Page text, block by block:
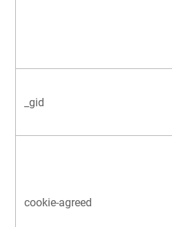
_gid
cookie-agreed